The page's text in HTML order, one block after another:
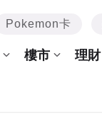
Pokemon卡
樓市 理財